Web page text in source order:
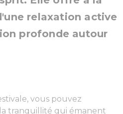
relaxation active
profonde autour
vous pouvez
tranquillité qui émanent